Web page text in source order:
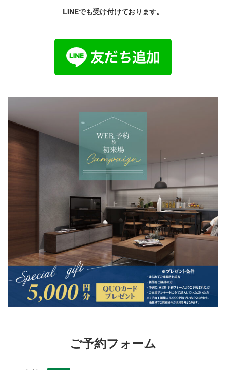
LINEでも受け付けております。
ご予約フォーム